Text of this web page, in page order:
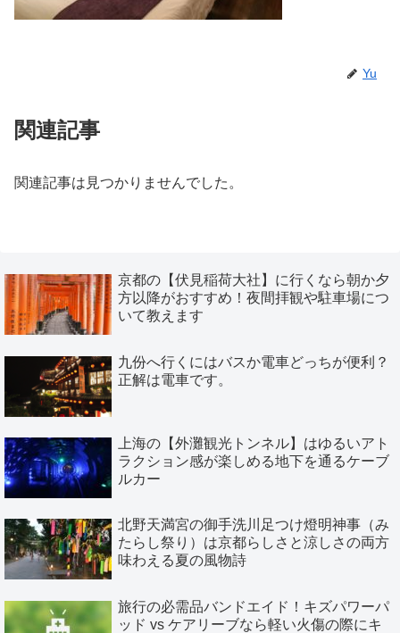
Yu
関連記事
関連記事は見つかりませんでした。
京都の【伏見稲荷大社】に行くなら朝か夕
方以降がおすすめ！夜間拝観や駐車場につ
いて教えます
九份へ行くにはバスか電車どっちが便利？
正解は電車です。
上海の【外灘観光トンネル】はゆるいアト
ラクション感が楽しめる地下を通るケーブ
ルカー
北野天満宮の御手洗川足つけ燈明神事（み
たらし祭り）は京都らしさと涼しさの両方
味わえる夏の風物詩
旅行の必需品バンドエイド！キズパワーパ
ッド vs ケアリーブなら軽い火傷の際にキ